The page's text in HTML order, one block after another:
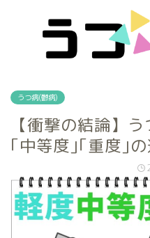
うつ病(鬱病)
【衝撃の結論】
｢中等度｣｢重度｣